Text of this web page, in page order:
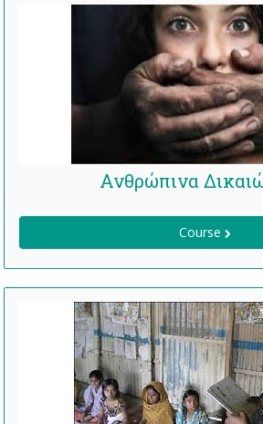
Ανθρώπινα
Course